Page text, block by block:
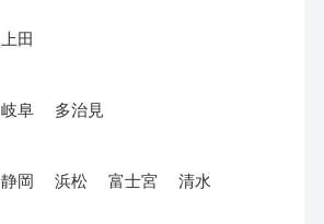
上田
岐阜 多治見
静岡 浜松 富士宮 清水